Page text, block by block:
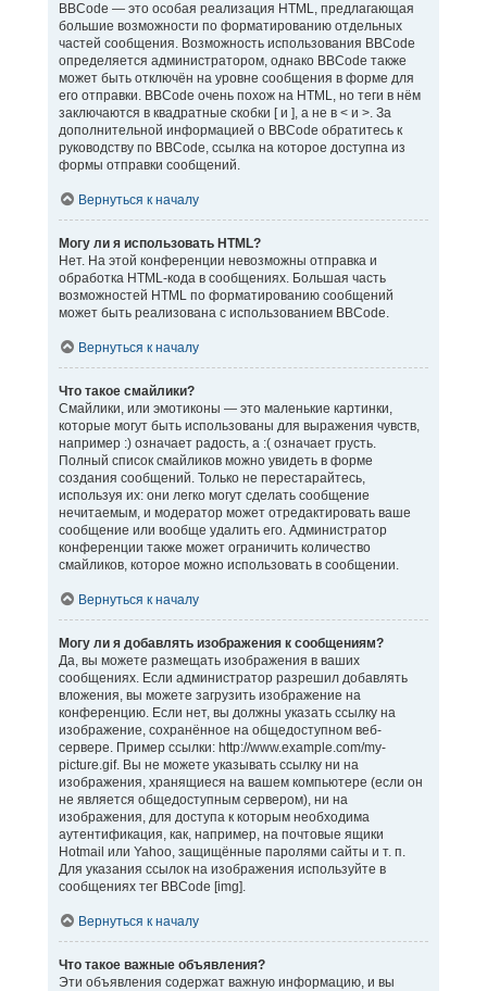
BBCode — это особая реализация HTML, предлагающая
большие возможности по форматированию отдельных
частей сообщения. Возможность использования BBCode
определяется администратором, однако BBCode также
может быть отключён на уровне сообщения в форме для
его отправки. BBCode очень похож на HTML, но теги в нём
заключаются в квадратные скобки [ и ], а не в < и >. За
дополнительной информацией о BBCode обратитесь к
руководству по BBCode, ссылка на которое доступна из
формы отправки сообщений.
Вернуться к началу
Могу ли я использовать HTML?
Нет. На этой конференции невозможны отправка и
обработка HTML-кода в сообщениях. Большая часть
возможностей HTML по форматированию сообщений
может быть реализована с использованием BBCode.
Вернуться к началу
Что такое смайлики?
Смайлики, или эмотиконы — это маленькие картинки,
которые могут быть использованы для выражения чувств,
например :) означает радость, а :( означает грусть.
Полный список смайликов можно увидеть в форме
создания сообщений. Только не перестарайтесь,
используя их: они легко могут сделать сообщение
нечитаемым, и модератор может отредактировать ваше
сообщение или вообще удалить его. Администратор
конференции также может ограничить количество
смайликов, которое можно использовать в сообщении.
Вернуться к началу
Могу ли я добавлять изображения к сообщениям?
Да, вы можете размещать изображения в ваших
сообщениях. Если администратор разрешил добавлять
вложения, вы можете загрузить изображение на
конференцию. Если нет, вы должны указать ссылку на
изображение, сохранённое на общедоступном веб-
сервере. Пример ссылки: http://www.example.com/my-
picture.gif. Вы не можете указывать ссылку ни на
изображения, хранящиеся на вашем компьютере (если он
не является общедоступным сервером), ни на
изображения, для доступа к которым необходима
аутентификация, как, например, на почтовые ящики
Hotmail или Yahoo, защищённые паролями сайты и т. п.
Для указания ссылок на изображения используйте в
сообщениях тег BBCode [img].
Вернуться к началу
Что такое важные объявления?
Эти объявления содержат важную информацию, и вы